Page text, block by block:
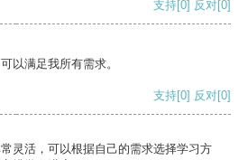
支持[0] 反对[0]
以满足我所有需求。
支持[0] 反对[0]
灵活，可以根据自己的需求选择学习方